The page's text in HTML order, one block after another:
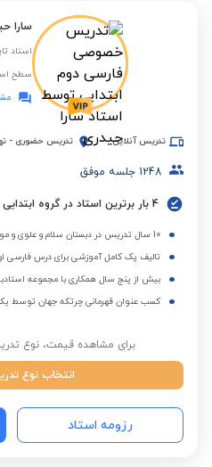
سارا
استاد
سطح
تدریس آنلاین تدریس حضوری -
1248 جلسه موفق
4 بار برترین استاد در گروه ابتدایی در فصول مختلف
10 سال تدریس در دبستان سلام و علوی و موسسه‌ی کودکان هوشمند
تالیف پک کامل آموزشی برای درس فارسی
بیش از پنج سال همکاری با مجموعه
کسب عنوان قهرمانی چرتکه جهان توسط
برای مشاهده قیمت، نوع
انتخاب نوع
رزومه استاد